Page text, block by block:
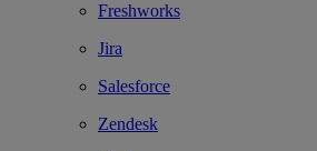
Freshworks
Jira
Salesforce
Zendesk